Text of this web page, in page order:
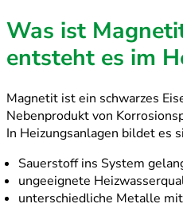
Was ist
entsteht es im
Magnetit ist ein schwarzes
Nebenprodukt von
In Heizungsanlagen bildet es
Sauerstoff ins System
ungeeignete
unterschiedliche Metalle